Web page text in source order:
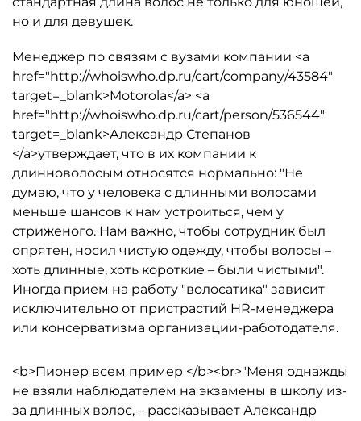
но и для девушек.
Менеджер по связям с вузами компании <a
href="http://whoiswho.dp.ru/cart/company/43584"
target=_blank>Motorola</a> <a
href="http://whoiswho.dp.ru/cart/person/536544"
target=_blank>Александр Степанов
</a>утверждает, что в их компании к
длинноволосым относятся нормально: "Не
думаю, что у человека с длинными волосами
меньше шансов к нам устроиться, чем у
стриженого. Нам важно, чтобы сотрудник был
опрятен, носил чистую одежду, чтобы волосы –
хоть длинные, хоть короткие – были чистыми".
Иногда прием на работу "волосатика" зависит
исключительно от пристрастий HR-менеджера
или консерватизма организации-работодателя.
<b>Пионер всем пример </b><br>"Меня однажды
не взяли наблюдателем на экзамены в школу из-
за длинных волос, – рассказывает Александр